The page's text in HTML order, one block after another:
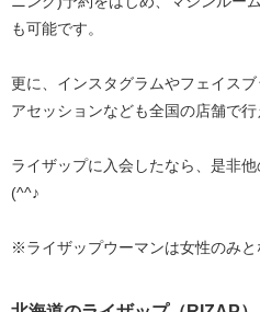
も可能です。
更に、インスタグラムやフェイス
アセッションなども全国の店舗で行
ライザップに入会したなら、是非
(^^♪
※ライザップウーマンは女性のみと